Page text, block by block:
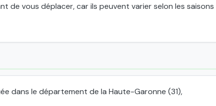
de vous déplacer, car ils peuvent varier selon les saisons
dans le département de la Haute-Garonne (31),